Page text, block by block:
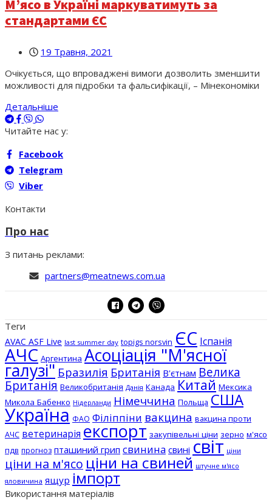
М’ясо в Україні маркуватимуть за
стандартами ЄС
19 Травня, 2021
Очікується, що впроваджені вимоги дозволить зменшити
можливості для підробки та фальсифікації, – Мінекономіки
Детальніше
Читайте нас у:
Facebook
Telegram
Viber
Контакти
Про нас
З питань реклами:
partners@meatnews.com.ua
Теги
AVAC ASF Live last summer day topigs norsvin ЄС Іспанія
АЧС Аргентина Асоціація "М'ясної
галузі" Бразилія Британія В'єтнам Велика
Британія Великобританія Данія Канада Китай Мексика
Микола Бабенко Нідерланди Німеччина Польща США
Україна ФАО Філіппіни вакцина вакцина проти
АЧС ветеринарія експорт закупівельні ціни зерно м'ясо
пдв прогноз пташиний грип свинина свині світ ціни
ціни на м'ясо ціни на свиней штучне м'ясо
яловичина ящур імпорт
Використання матеріалів